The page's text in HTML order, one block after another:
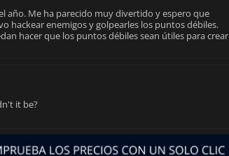
año. Me ha parecido muy divertido y espero que
hackear enemigos y golpearles los puntos débiles.
hacer que los puntos débiles sean útiles para crear
it be?